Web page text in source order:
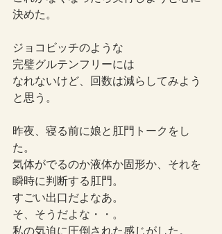
決めた。
ジョコビッチのような
完璧グルテンフリーには
なれないけど、回数は減らしてみよう
と思う。
昨夜、寝る前に娘と肛門トークをし
た。
気体がでるのか液体か固形か、それを
瞬時に判断する肛門。
すごい出口だよなあ。
そ、そうだよな・・。
私の気迫に圧倒された感じがした。